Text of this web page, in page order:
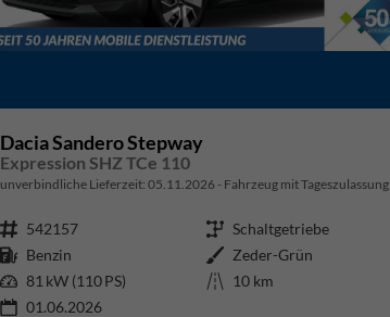
Dacia Sandero Stepway
Expression SHZ TCe 110
unverbindliche Lieferzeit: 05.11.2026 Fahrzeug mit Tageszulassung
Fahrzeugnr. 542157 Getriebe Schaltgetriebe
Kraftstoff Benzin Außenfarbe Zeder-Grün
Leistung 81 kW (110 PS) Kilometerstand 10 km
01.06.2026